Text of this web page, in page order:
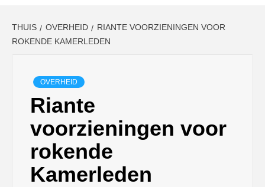
THUIS OVERHEID
RIANTE VOORZIENINGEN VOOR
ROKENDE KAMERLEDEN
OVERHEID
Riante
voorzieningen voor
rokende
Kamerleden